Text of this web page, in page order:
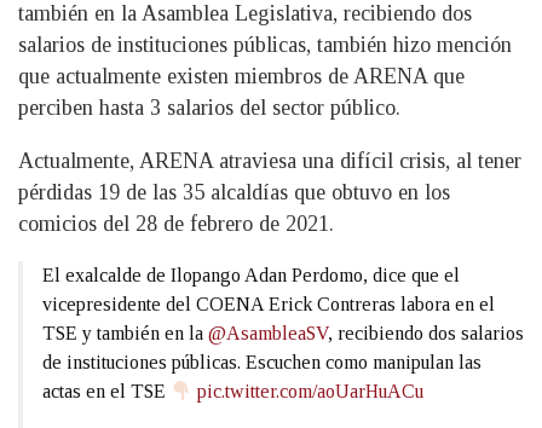
también en la Asamblea Legislativa, recibiendo dos
salarios de instituciones públicas, también hizo mención
que actualmente existen miembros de ARENA que
perciben hasta 3 salarios del sector público.
Actualmente, ARENA atraviesa una difícil crisis, al tener
pérdidas 19 de las 35 alcaldías que obtuvo en los
comicios del 28 de febrero de 2021.
El exalcalde de Ilopango Adan Perdomo, dice que el
vicepresidente del COENA Erick Contreras labora en el
TSE y también en la @AsambleaSV, recibiendo dos salarios
de instituciones públicas. Escuchen como manipulan las
actas en el TSE
pic.twitter.com/aoUarHuACu